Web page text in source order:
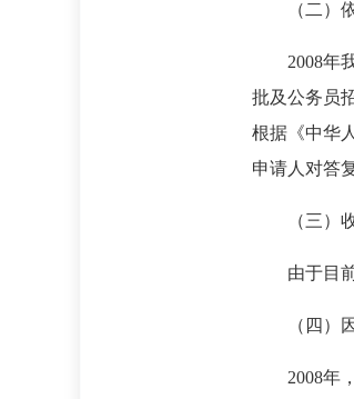
（二）
2008年
批及公务员
根据《中华
申请人对答
（三）
由于目
（四）
2008年